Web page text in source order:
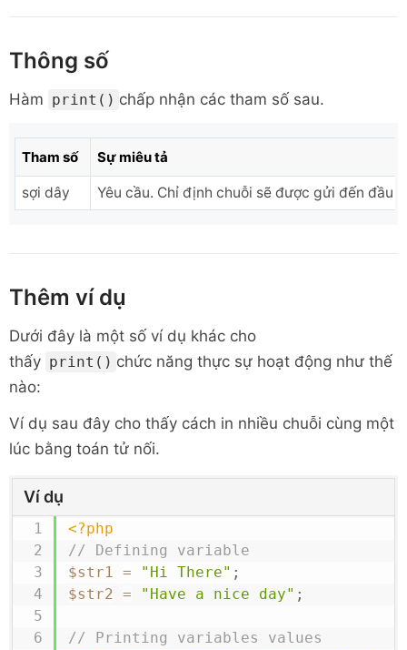
Thông số
Hàm print() chấp nhận các tham số sau.
Tham số Sự miêu tả
sợi dây Yêu cầu. Chỉ định chuỗi sẽ được gửi đến đầu
Thêm ví dụ
Dưới đây là một số ví dụ khác cho
thấy print() chức năng thực sự hoạt động như thế
nào:
Ví dụ sau đây cho thấy cách in nhiều chuỗi cùng một
lúc bằng toán tử nối.
Ví dụ
<?php
// Defining variable
$str1 = "Hi There" ;
$str2 = "Have a nice day" ;
// Printing variables values